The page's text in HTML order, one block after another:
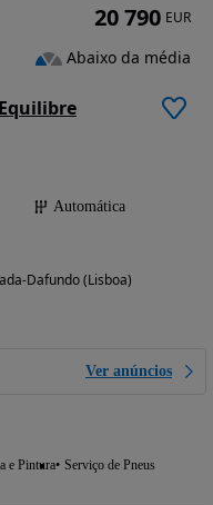
Automática
Dafundo (Lisboa)
Ver anúncios
e Pintura Serviço de Pneus
20 790 EUR
Abaixo da média